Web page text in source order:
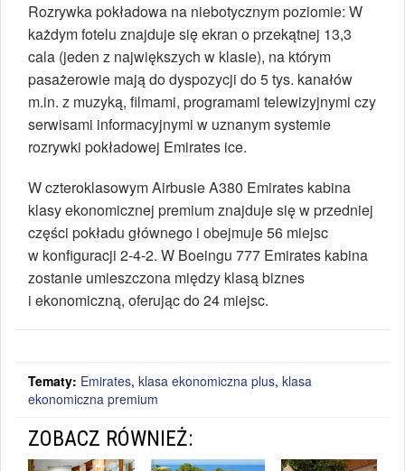
Rozrywka pokładowa na niebotycznym poziomie: W
każdym fotelu znajduje się ekran o przekątnej 13,3
cala (jeden z największych w klasie), na którym
pasażerowie mają do dyspozycji do 5 tys. kanałów
m.in. z muzyką, filmami, programami telewizyjnymi czy
serwisami informacyjnymi w uznanym systemie
rozrywki pokładowej Emirates ice.
W czteroklasowym Airbusie A380 Emirates kabina
klasy ekonomicznej premium znajduje się w przedniej
części pokładu głównego i obejmuje 56 miejsc
w konfiguracji 2-4-2. W Boeingu 777 Emirates kabina
zostanie umieszczona między klasą biznes
i ekonomiczną, oferując do 24 miejsc.
Tematy: Emirates, klasa ekonomiczna plus, klasa
ekonomiczna premium
ZOBACZ RÓWNIEŻ: